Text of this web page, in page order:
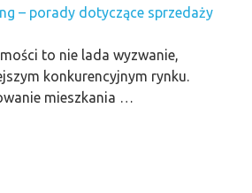
– porady dotyczące sprzedaży
to nie lada wyzwanie,
konkurencyjnym rynku.
mieszkania …